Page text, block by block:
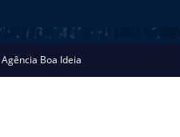
Agência Boa Ideia